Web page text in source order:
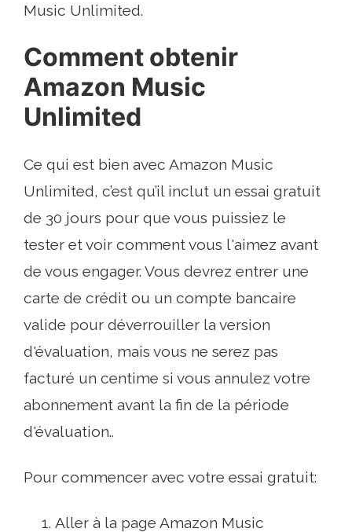
Music Unlimited.
Comment obtenir
Amazon Music
Unlimited
Ce qui est bien avec Amazon Music
Unlimited, c’est qu’il inclut un essai gratuit
de 30 jours pour que vous puissiez le
tester et voir comment vous l'aimez avant
de vous engager. Vous devrez entrer une
carte de crédit ou un compte bancaire
valide pour déverrouiller la version
d'évaluation, mais vous ne serez pas
facturé un centime si vous annulez votre
abonnement avant la fin de la période
d'évaluation..
Pour commencer avec votre essai gratuit:
Aller à la page Amazon Music